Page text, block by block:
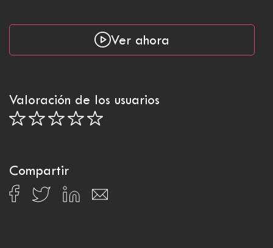
Ver ahora
Valoración de los usuarios
Compartir